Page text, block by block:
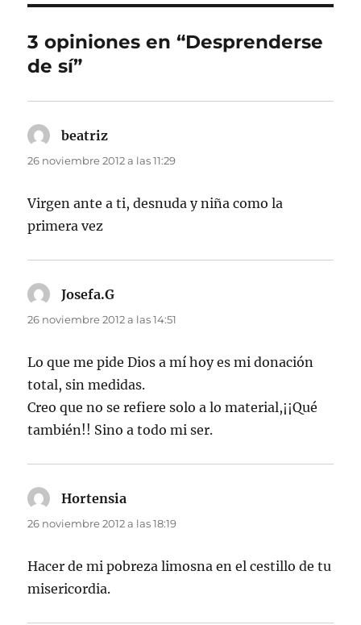
3 opiniones en “Desprenderse
de sí”
beatriz
26 noviembre 2012 a las 11:29
Virgen ante a ti, desnuda y niña como la
primera vez
Josefa.G
26 noviembre 2012 a las 14:51
Lo que me pide Dios a mí hoy es mi donación
total, sin medidas.
Creo que no se refiere solo a lo material,¡¡Qué
también!! Sino a todo mi ser.
Hortensia
26 noviembre 2012 a las 18:19
Hacer de mi pobreza limosna en el cestillo de tu
misericordia.